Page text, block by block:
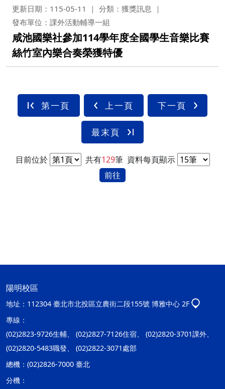
更新日期：115-05-11
分類：獲獎訊息
發布單位：課外活動輔導一組
咸池國樂社參加114學年度全國學生音樂比賽
絲竹室內樂合奏榮獲特優
第一頁 上一頁 下一頁
最末頁
目前位於 共有129筆 資料每頁顯示
前往
陽明校區
地址： 112304 臺北市北投區立農街二段155號 博雅中心 2F
專線：
(02)2823-9726生輔、 (02)2827-7126住宿、 (02)2820-3701課外、
(02)2820-5483職發、 (02)2822-3071處部
總機： (02)2826-7000 臺北
分機：